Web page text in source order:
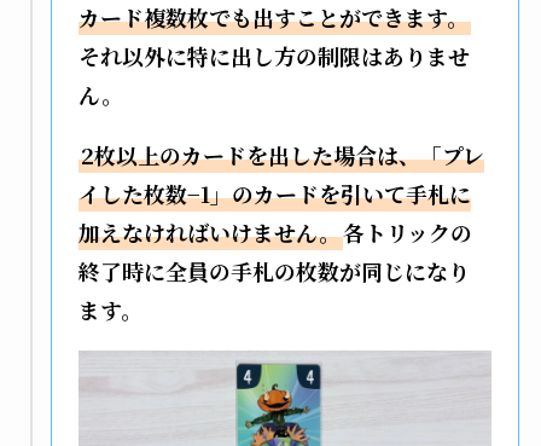
カード複数枚でも出すことができます。
それ以外に特に出し方の制限はありませ
ん。
2枚以上のカードを出した場合は、「プレ
イした枚数−1」のカードを引いて手札に
加えなければいけません。各トリックの
終了時に全員の手札の枚数が同じになり
ます。